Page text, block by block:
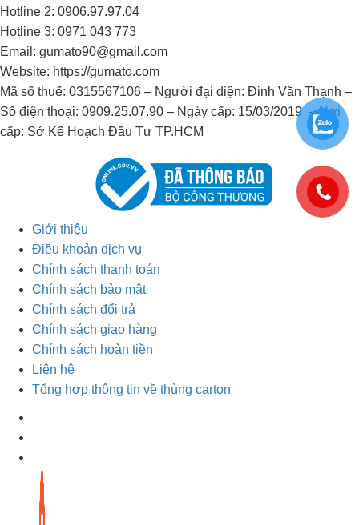
Hotline 2: 0906.97.97.04
Hotline 3: 0971 043 773
Email: gumato90@gmail.com
Website: https://gumato.com
Mã số thuế: 0315567106 – Người đại diện: Đinh Văn Thạnh –
Số điện thoại: 0909.25.07.90 – Ngày cấp: 15/03/2019 – Nơi
cấp: Sở Kế Hoạch Đầu Tư TP.HCM
Giới thiệu
Điều khoản dịch vụ
Chính sách thanh toán
Chính sách bảo mật
Chính sách đổi trả
Chính sách giao hàng
Chính sách hoàn tiền
Liên hệ
Tổng hợp thông tin về thùng carton